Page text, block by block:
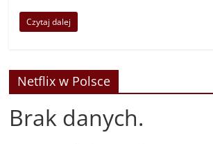
Czytaj dalej
Netflix w Polsce
Brak danych.